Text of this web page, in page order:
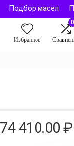
Подбор масел
Избранное
0
74 410.00 ₽